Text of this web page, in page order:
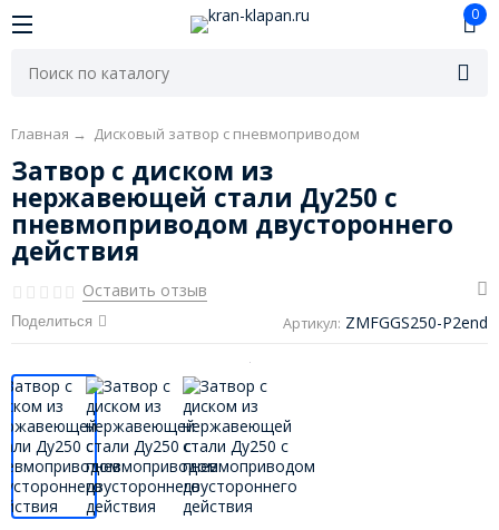
0
Главная → Дисковый затвор с пневмоприводом
Затвор с диском из
нержавеющей стали Ду250 с
пневмоприводом двустороннего
действия
Оставить отзыв
Поделиться Артикул: ZMFGGS250-P2end